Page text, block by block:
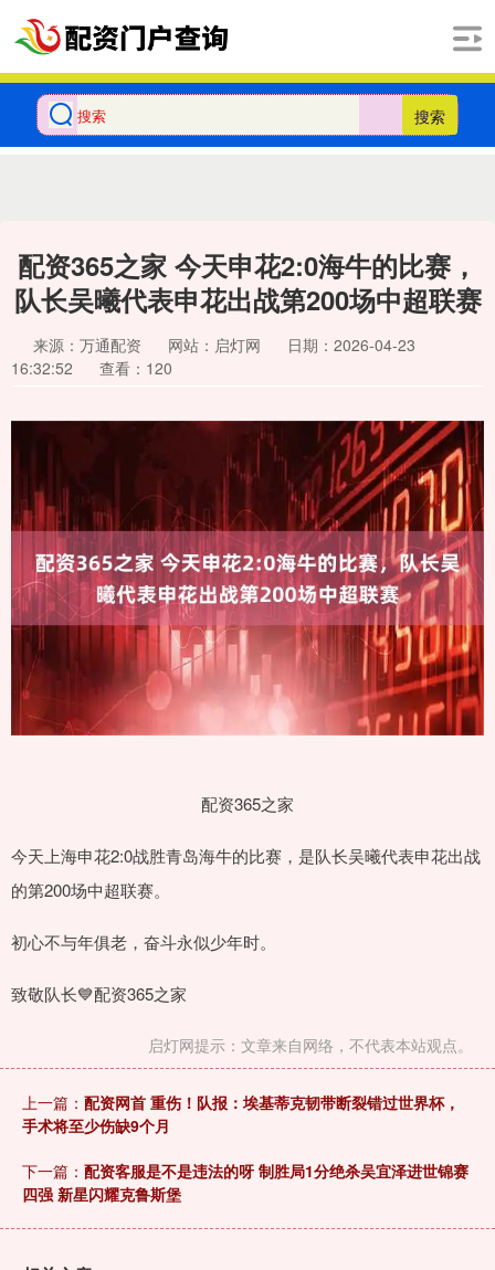
搜索
配资365之家 今天申花2:0海牛的比赛，
队长吴曦代表申花出战第200场中超联赛
来源：万通配资 网站：启灯网
日期：2026-04-23
16:32:52
查看：120
配资365之家
今天上海申花2:0战胜青岛海牛的比赛，是队长吴曦代表申花出战
的第200场中超联赛。
初心不与年俱老，奋斗永似少年时。
致敬队长💙配资365之家
启灯网提示：文章来自网络，不代表本站观点。
上一篇： 配资网首 重伤！队报：埃基蒂克韧带断裂错过世界杯，
手术将至少伤缺9个月
下一篇： 配资客服是不是违法的呀 制胜局1分绝杀吴宜泽进世锦赛
四强 新星闪耀克鲁斯堡